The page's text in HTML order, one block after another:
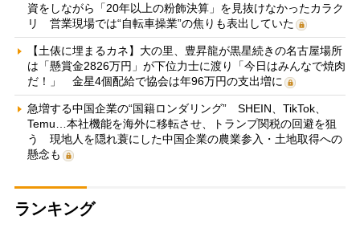
資をしながら「20年以上の粉飾決算」を見抜けなかったカラク
リ 営業現場では“自転車操業”の焦りも表出していた
【土俵に埋まるカネ】大の里、豊昇龍が黒星続きの名古屋場所
は「懸賞金2826万円」が下位力士に渡り「今日はみんなで焼肉
だ！」 金星4個配給で協会は年96万円の支出増に
急増する中国企業の“国籍ロンダリング” SHEIN、TikTok、
Temu…本社機能を海外に移転させ、トランプ関税の回避を狙
う 現地人を隠れ蓑にした中国企業の農業参入・土地取得への
懸念も
ランキング